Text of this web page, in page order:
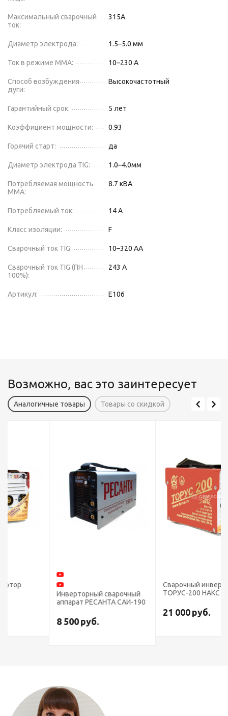
Максимальный сварочный
ток:
315А
Диаметр электрода: 1.5–5.0 мм
Ток в режиме ММА: 10–230 А
Способ возбуждения
дуги:
Высокочастотный
Гарантийный срок: 5 лет
Коэффициент мощности: 0.93
Горячий старт: да
Диаметр электрода TIG: 1.0–4.0мм
Потребляемая мощность
ММА:
8.7 кВА
Потребляемый ток: 14 А
Класс изоляции: F
Сварочный ток TIG: 10–320 АА
Сварочный ток TIG (ПН
100%):
243 А
Артикул: E106
Возможно, вас это заинтересует
Аналогичные товары Товары со скидкой
Инверторный сварочный
аппарат РЕСАНТА САИ-190
руб.
Сварочный инвертор
ТОРУС-200 НАКС
руб.